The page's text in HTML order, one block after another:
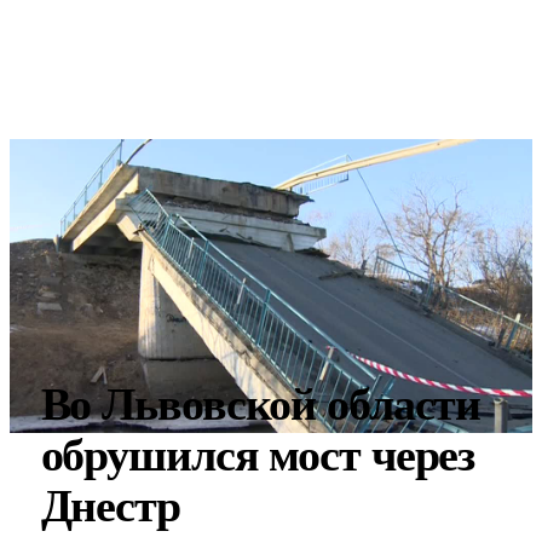
Во Львовской области
обрушился мост через
Днестр